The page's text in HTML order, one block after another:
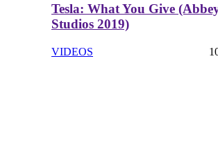
Tesla: What You Give
Studios 2019)
VIDEOS